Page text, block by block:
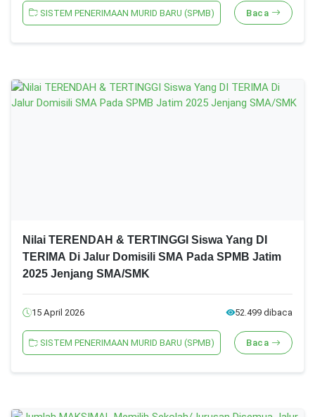
SISTEM PENERIMAAN MURID BARU (SPMB) Baca
Nilai TERENDAH & TERTINGGI Siswa Yang DI
TERIMA Di Jalur Domisili SMA Pada SPMB Jatim
2025 Jenjang SMA/SMK
15 April 2026 52.499 dibaca
SISTEM PENERIMAAN MURID BARU (SPMB) Baca